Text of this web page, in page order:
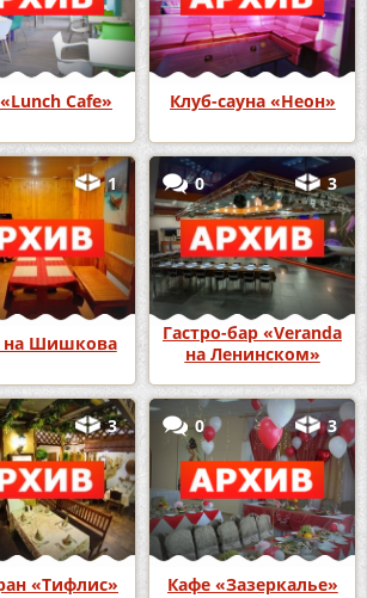
Cafe» Клуб-сауна «Неон»
1
на Шишкова
0 3
Гастро-бар «Veranda
на Ленинском»
3
«Тифлис»
0 3
Кафе «Зазеркалье»